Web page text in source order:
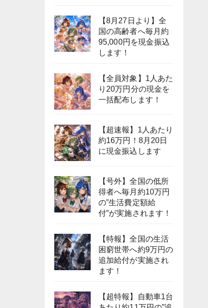
【8月27日より】全
国の高齢者へ毎月約
95,000円を現金振込
します！
【全員対象】1人あた
り20万円分の現金を
一括配布します！
【超速報】1人あたり
約16万円！8月20日
に現金振込します
【号外】全国の低所
得者へ毎月約10万円
の”生活費定額給
付”が実施されます！
【特報】全国の生活
困窮世帯へ約9万円の
追加給付が実施され
ます！
【超特報】自動車1台